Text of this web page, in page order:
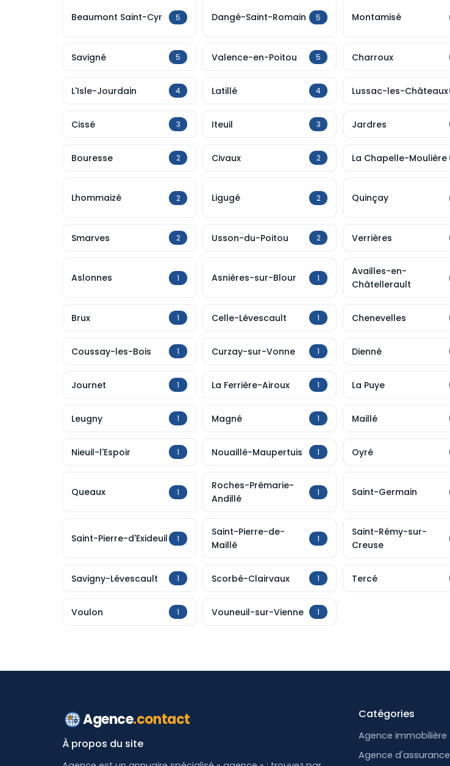
Beaumont Saint-Cyr 5 Dangé-Saint-Romain 5 Montamisé
Savigné 5 Valence-en-Poitou 5 Charroux
L'Isle-Jourdain 4 Latillé 4 Lussac-les-Châteaux
Cissé 3 Iteuil 3 Jardres
Bouresse 2 Civaux 2 La Chapelle-Moulière
Lhommaizé 2 Ligugé 2 Quinçay
Smarves 2 Usson-du-Poitou 2 Verrières
Aslonnes 1 Asnières-sur-Blour 1
Availles-en-
Châtellerault
Brux 1 Celle-Lévescault 1 Chenevelles
Coussay-les-Bois 1 Curzay-sur-Vonne 1 Dienné
Journet 1 La Ferrière-Airoux 1 La Puye
Leugny 1 Magné 1 Maillé
Nieuil-l'Espoir 1 Nouaillé-Maupertuis 1 Oyré
Queaux 1
Roches-Prémarie-
Andillé
1 Saint-Germain
Saint-Pierre-d'Exideuil 1
Saint-Pierre-de-
Maillé
1
Saint-Rémy-sur-
Creuse
Savigny-Lévescault 1 Scorbé-Clairvaux 1 Tercé
Voulon 1 Vouneuil-sur-Vienne 1
Agence.contact
À propos du site
Catégories
Agence immobilière
Agence d'assurance